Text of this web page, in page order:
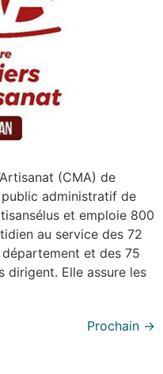
(CMA) de
administratif de
et emploie 800
au service des 72
et des 75
dirigent. Elle assure les
Prochain →